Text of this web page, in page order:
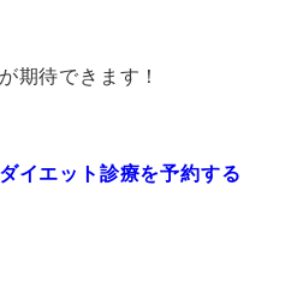
が期待できます！
イエット診療を予約する